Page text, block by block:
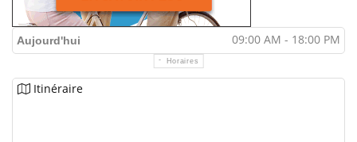
Aujourd'hui 09:00 AM - 18:00 PM
Horaires
Itinéraire